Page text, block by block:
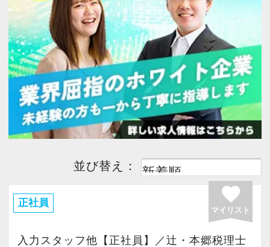
並び替え：
正社員 favorite
マイリスト
入力スタッフ他【正社員】／辻・本郷税理士